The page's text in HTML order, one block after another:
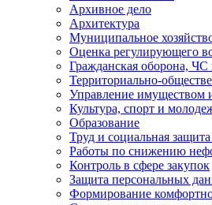
Архивное дело
Архитектура
Муниципальное
Оценка регулирующего
Гражданская оборона, ЧС
Территориально-
Управление имуществом
Культура, спорт и
Образование
Труд и социальная
Работы по снижению
Контроль в сфере закупок
Защита персональных
Формирование